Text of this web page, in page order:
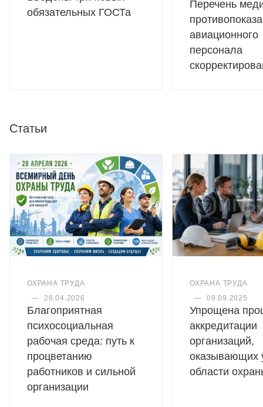
обязательных ГОСТа
Перечень
авиационного
персонала
Статьи
ОХРАНА ТРУДА
—
28.04.2026
Благоприятная
психосоциальная
рабочая среда: путь к
процветанию
работников и сильной
организации
ОХРАНА ТРУДА
—
09.09.2025
Упрощена
аккредитации
организаций,
оказывающих
области